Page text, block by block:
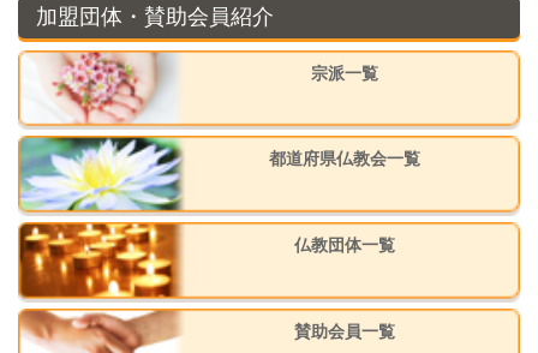
加盟団体・賛助会員紹介
宗派一覧
都道府県仏教会一覧
仏教団体一覧
賛助会員一覧